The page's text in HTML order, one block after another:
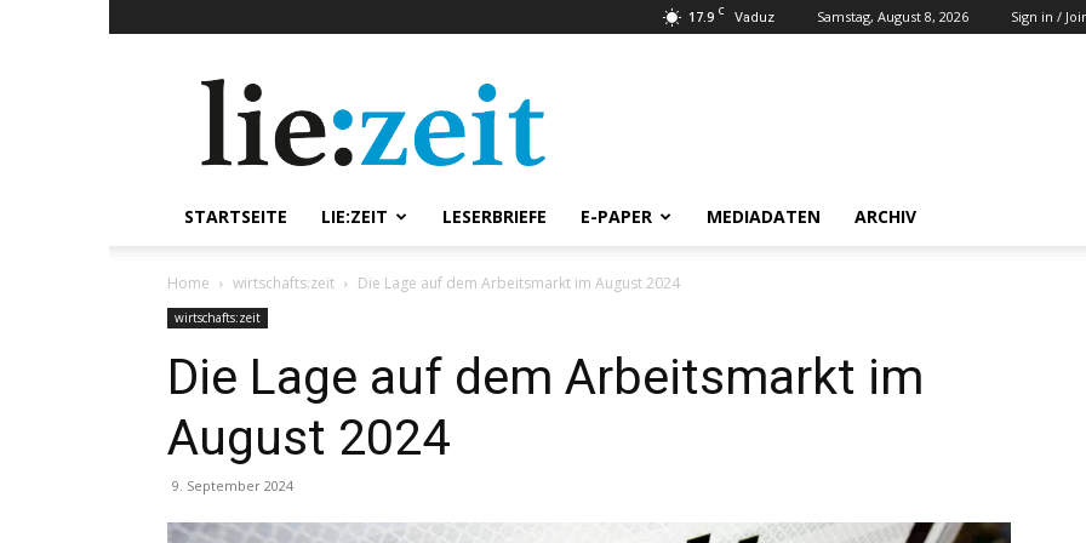
17.9 C Vaduz Samstag, August 8, 2026 Sign in /
STARTSEITE LIE:ZEIT LESERBRIEFE E-PAPER MEDIADATEN ARCHIV
Home wirtschafts:zeit Die Lage auf dem Arbeitsmarkt im August 2024
wirtschafts:zeit
Die Lage auf dem Arbeitsmarkt im
August 2024
9. September 2024